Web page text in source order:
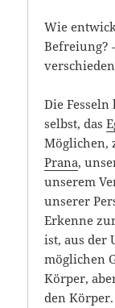
Wie
Befreiung?
Die
selbst, das
Möglichen,
Prana,
unserem
unserer
Erkenne
ist, aus der
möglichen
Körper,
den